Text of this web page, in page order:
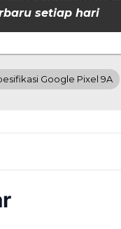
setiap hari
Google Pixel 9A